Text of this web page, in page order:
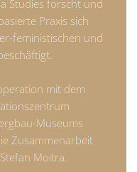
Studies forscht und
Praxis sich
feministischen und
mit dem
Museums
Zusammenarbeit
Moitra.